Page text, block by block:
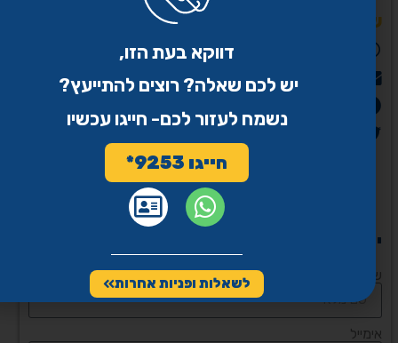
שיתוף
יש לכם שאלה? מלאו את הטופס
שם
אימייל
דווקא בעת הזו,
יש לכם שאלה? רוצים להתייעץ?
נשמח לעזור לכם- חייגו עכשיו
חייגו 9253*
לשאלות ופניות אחרות